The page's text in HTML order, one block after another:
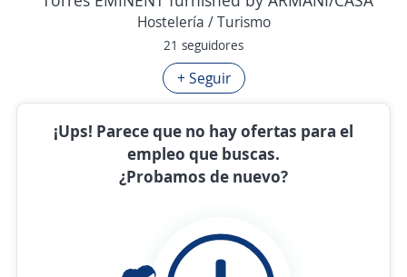
Hostelería / Turismo
21 seguidores
+ Seguir
¡Ups! Parece que no hay ofertas para el
empleo que buscas.
¿Probamos de nuevo?